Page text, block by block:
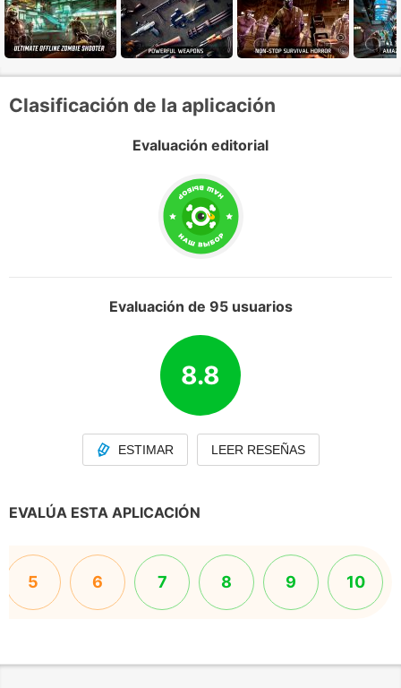
Clasificación de la aplicación
Evaluación editorial
Evaluación de 95 usuarios
8.8
ESTIMAR LEER RESEÑAS
EVALÚA ESTA APLICACIÓN
5 6 7 8 9 10